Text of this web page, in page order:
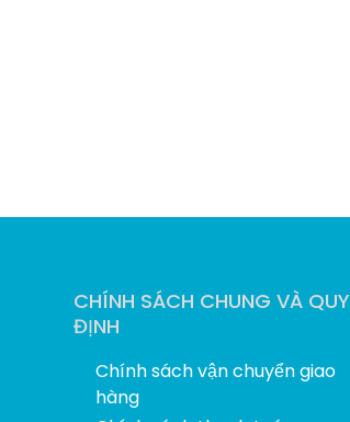
CHÍNH SÁCH CHUNG VÀ QUY
ĐỊNH
Chính sách vận chuyển giao
hàng